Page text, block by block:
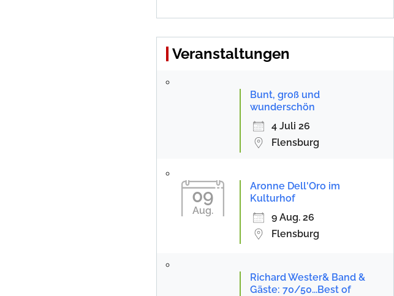
Veranstaltungen
Bunt, groß und
wunderschön
4 Juli 26
Flensburg
09
Aug.
Aronne Dell'Oro im
Kulturhof
9 Aug. 26
Flensburg
Richard Wester& Band &
Gäste: 70/50...Best of